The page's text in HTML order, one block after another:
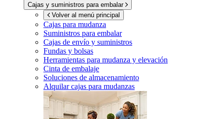
Cajas y suministros para embalar
Volver al menú principal
Cajas para mudanza
Suministros para embalar
Cajas de envío y suministros
Fundas y bolsas
Herramientas para mudanza y elevación
Cinta de embalaje
Soluciones de almacenamiento
Alquilar cajas para mudanzas